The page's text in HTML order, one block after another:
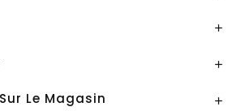


Le Magasin 